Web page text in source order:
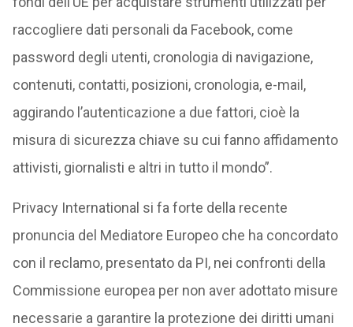
raccogliere dati personali da Facebook, come
password degli utenti, cronologia di navigazione,
contenuti, contatti, posizioni, cronologia, e-mail,
aggirando l’autenticazione a due fattori, cioè la
misura di sicurezza chiave su cui fanno affidamento
attivisti, giornalisti e altri in tutto il mondo”.
Privacy International si fa forte della recente
pronuncia del Mediatore Europeo che ha concordato
con il reclamo, presentato da PI, nei confronti della
Commissione europea per non aver adottato misure
necessarie a garantire la protezione dei diritti umani